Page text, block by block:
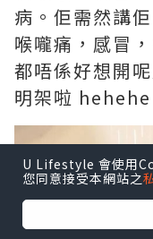
病。佢需然講
喉嚨痛，感冒
都唔係好想開
明架啦 hehehe
U Lifestyle 會使用
您同意接受本網站之